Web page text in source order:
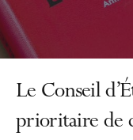
Le Conseil
prioritaire de